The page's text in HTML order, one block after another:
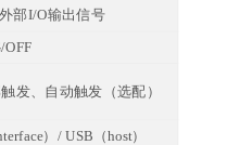
部I/O输出信号
OFF
发、自动触发（选配）
）/ USB（host）